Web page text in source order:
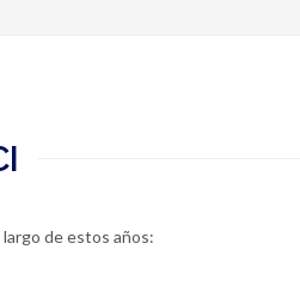
de estos años: